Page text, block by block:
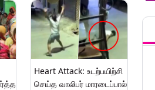
Heart Attack: உடற்பயிற்சி
செய்த வாலிபர் மாரடைப்பால்